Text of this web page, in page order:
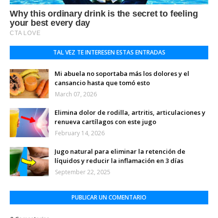
TAL VEZ TE INTERESEN ESTAS ENTRADAS
Mi abuela no soportaba más los dolores y el
cansancio hasta que tomó esto
March 07, 2026
Elimina dolor de rodilla, artritis, articulaciones y
renueva cartílagos con este jugo
February 14, 2026
Jugo natural para eliminar la retención de
líquidos y reducir la inflamación en 3 días
September 22, 2025
PUBLICAR UN COMENTARIO